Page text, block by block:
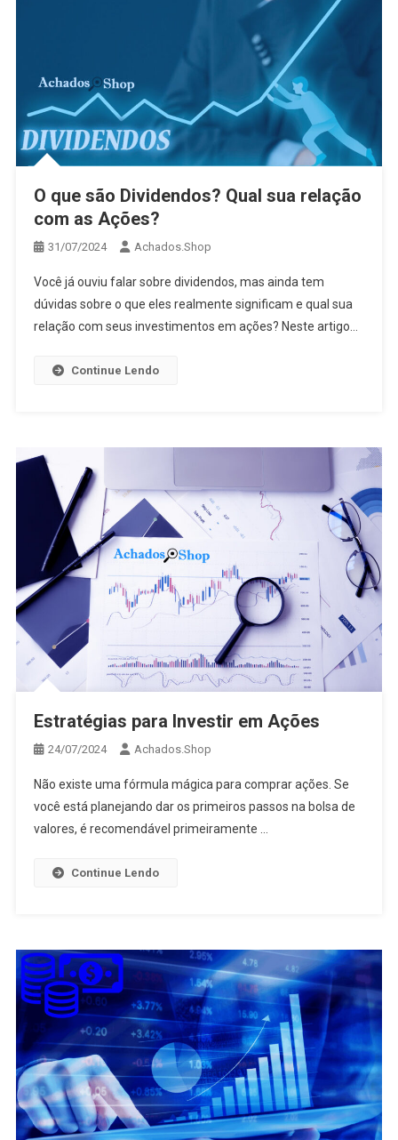
O que são Dividendos? Qual sua relação
com as Ações?
31/07/2024 Achados.Shop
Você já ouviu falar sobre dividendos, mas ainda tem
dúvidas sobre o que eles realmente significam e qual sua
relação com seus investimentos em ações? Neste artigo…
Continue Lendo
Estratégias para Investir em Ações
24/07/2024 Achados.Shop
Não existe uma fórmula mágica para comprar ações. Se
você está planejando dar os primeiros passos na bolsa de
valores, é recomendável primeiramente …
Continue Lendo